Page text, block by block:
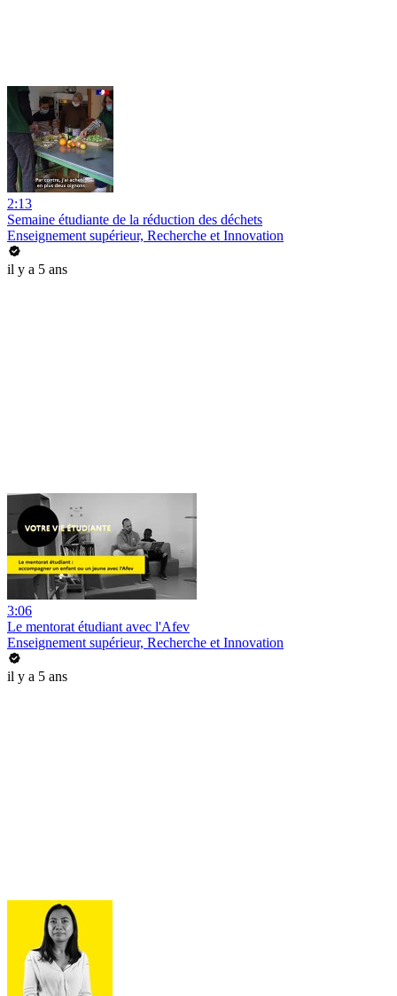
2:13
Semaine étudiante de la réduction des déchets
Enseignement supérieur, Recherche et Innovation
il y a 5 ans
3:06
Le mentorat étudiant avec l'Afev
Enseignement supérieur, Recherche et Innovation
il y a 5 ans